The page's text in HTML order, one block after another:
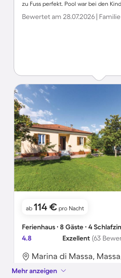
zu Fuss perfekt. Pool war bei den
Bewertet am 28.07.2026 | Familie
ab 114 € pro Nacht
Ferienhaus ∙ 8 Gäste ∙ 4
4.8
Exzellent (63
Mehr anzeigen